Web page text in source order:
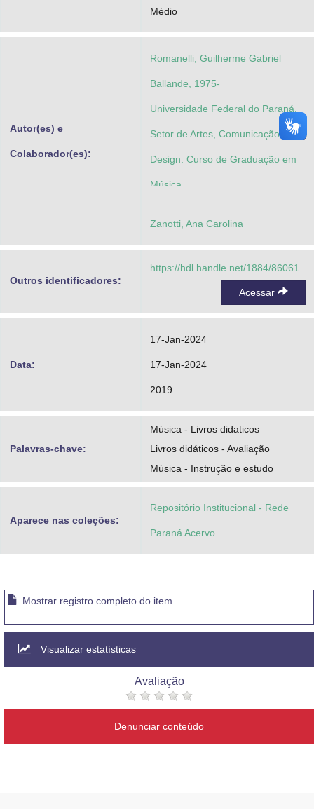
Médio
Autor(es) e
Colaborador(es):
Romanelli, Guilherme Gabriel
Ballande, 1975-
Universidade Federal do Paraná.
Setor de Artes, Comunicação e
Design. Curso de Graduação em
Música
Zanotti, Ana Carolina
Outros identificadores:
https://hdl.handle.net/1884/86061
Acessar
Data:
17-Jan-2024
17-Jan-2024
2019
Palavras-chave:
Música - Livros didaticos
Livros didáticos - Avaliação
Música - Instrução e estudo
Aparece nas coleções:
Repositório Institucional - Rede
Paraná Acervo
Mostrar registro completo do item
Visualizar estatísticas
Avaliação
Denunciar conteúdo